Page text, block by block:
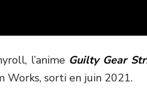
l’anime Guilty Gear
Works, sorti en juin 2021.